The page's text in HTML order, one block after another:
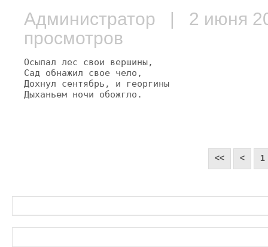
Администратор | 2 июня
просмотров
Осыпал лес свои вершины,
Сад обнажил свое чело,
Дохнул сентябрь, и георгины
Дыханьем ночи обожгло.
<< < 1